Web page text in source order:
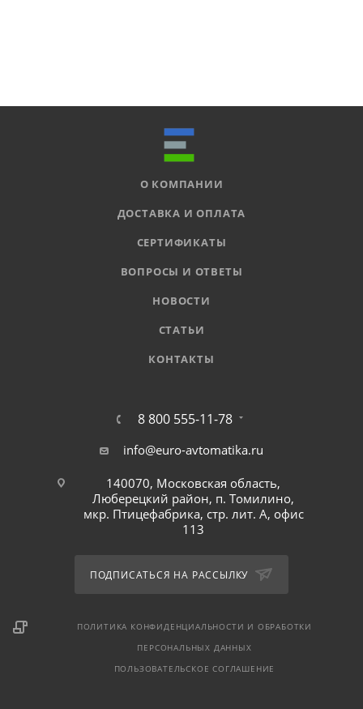
О КОМПАНИИ
ДОСТАВКА И ОПЛАТА
СЕРТИФИКАТЫ
ВОПРОСЫ И ОТВЕТЫ
НОВОСТИ
СТАТЬИ
КОНТАКТЫ
8 800 555-11-78
info@euro-avtomatika.ru
140070, Московская область,
Люберецкий район, п. Томилино,
мкр. Птицефабрика, стр. лит. А, офис
113
ПОДПИСАТЬСЯ НА РАССЫЛКУ
ПОЛИТИКА КОНФИДЕНЦИАЛЬНОСТИ И ОБРАБОТКИ
ПЕРСОНАЛЬНЫХ ДАННЫХ
ПОЛЬЗОВАТЕЛЬСКОЕ СОГЛАШЕНИЕ